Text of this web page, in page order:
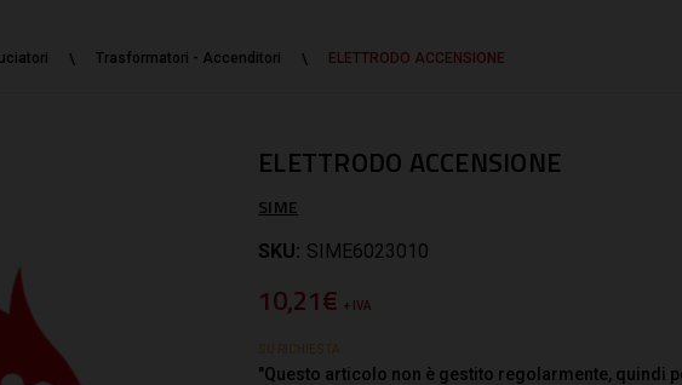
Trasformatori - Accenditori ELETTRODO ACCENSIONE
ELETTRODO ACCENSIONE
SIME
SKU: SIME6023010
10,21€+ IVA
SU RICHIESTA
"Questo articolo non è gestito regolarmente, quindi